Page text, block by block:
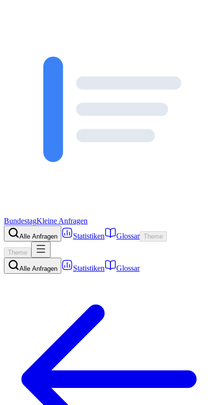
BundestagKleine Anfragen
Alle Anfragen Statistiken Glossar Theme
Theme
Alle Anfragen Statistiken Glossar